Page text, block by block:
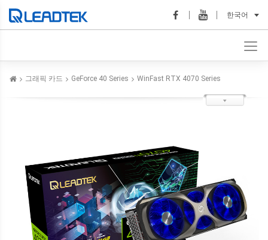
한국어
그래픽 카드 GeForce 40 Series WinFast RTX 4070 Series